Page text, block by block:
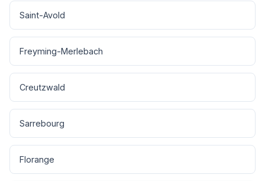
Saint-Avold
Freyming-Merlebach
Creutzwald
Sarrebourg
Florange